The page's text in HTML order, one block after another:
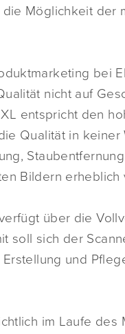
Möglichkeit der
bei
nicht auf
entspricht den
Qualität in
Bildern
über die
soll sich der
und
im Laufe